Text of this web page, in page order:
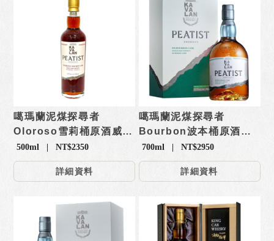
噶瑪蘭泥煤探尋者
Oloroso雪莉桶原酒威士
忌
500ml | NT$2350
詳細資料
噶瑪蘭泥煤探尋者
Bourbon波本桶原酒威
士忌
700ml | NT$2950
詳細資料